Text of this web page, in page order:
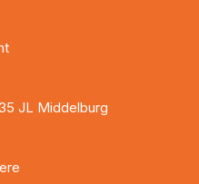
JL Middelburg